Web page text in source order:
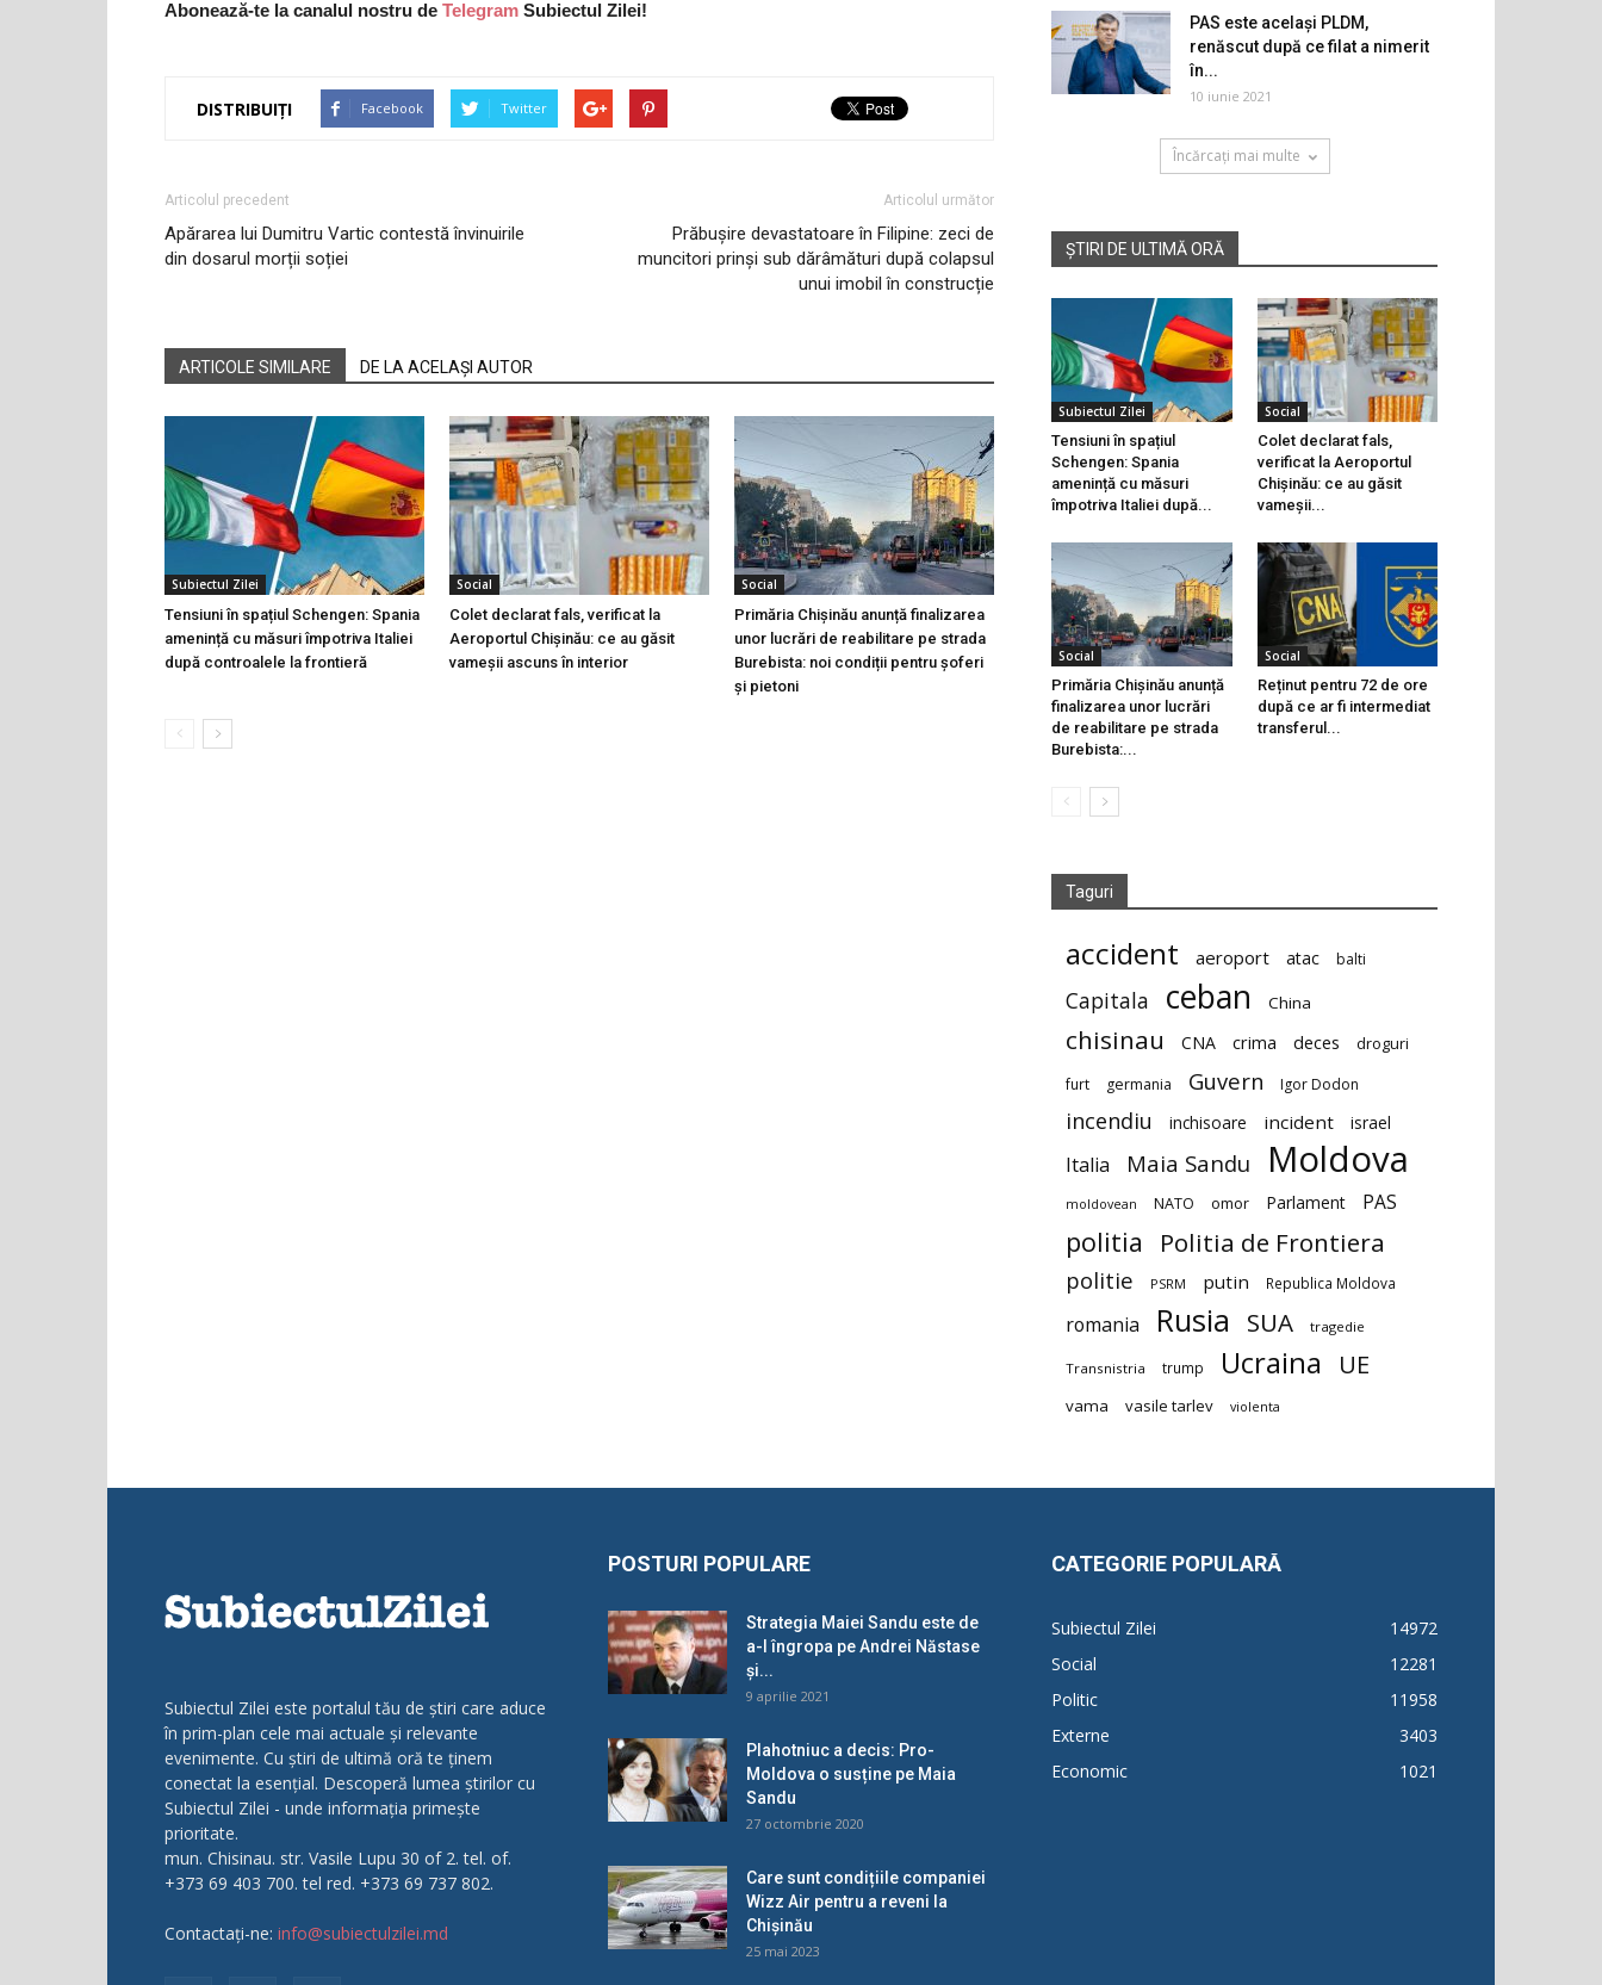
Abonează-te la canalul nostru de Telegram Subiectul Zilei!
DISTRIBUIȚI Facebook Twitter
Articolul precedent
Apărarea lui Dumitru Vartic contestă învinuirile
din dosarul morții soției
Articolul următor
Prăbușire devastatoare în Filipine: zeci de
muncitori prinși sub dărâmături după colapsul
unui imobil în construcție
ARTICOLE SIMILARE DE LA ACELAȘI AUTOR
Subiectul Zilei
Tensiuni în spațiul Schengen: Spania
amenință cu măsuri împotriva Italiei
după controalele la frontieră
Social
Colet declarat fals, verificat la
Aeroportul Chișinău: ce au găsit
vameșii ascuns în interior
Social
Primăria Chișinău anunță finalizarea
unor lucrări de reabilitare pe strada
Burebista: noi condiții pentru șoferi
și pietoni
PAS este același PLDM,
renăscut după ce filat a nimerit
în...
10 iunie 2021
Încărcați mai multe
ȘTIRI DE ULTIMĂ ORĂ
Subiectul Zilei
Tensiuni în spațiul
Schengen: Spania
amenință cu măsuri
împotriva Italiei după...
Social
Colet declarat fals,
verificat la Aeroportul
Chișinău: ce au găsit
vameșii...
Social
Primăria Chișinău anunță
finalizarea unor lucrări
de reabilitare pe strada
Burebista:...
Social
Reținut pentru 72 de ore
după ce ar fi intermediat
transferul...
Taguri
accident aeroport atac balti
Capitala ceban China
chisinau CNA crima deces droguri
furt germania Guvern Igor Dodon
incendiu inchisoare incident israel
Italia Maia Sandu Moldova
moldovean NATO omor Parlament PAS
politia Politia de Frontiera
politie PSRM putin Republica Moldova
romania Rusia SUA tragedie
Transnistria trump Ucraina UE
vama vasile tarlev violenta
Subiectul Zilei este portalul tău de știri care aduce
în prim-plan cele mai actuale și relevante
evenimente. Cu știri de ultimă oră te ținem
conectat la esențial. Descoperă lumea știrilor cu
Subiectul Zilei - unde informația primește
prioritate.
mun. Chisinau. str. Vasile Lupu 30 of 2. tel. of.
+373 69 403 700. tel red. +373 69 737 802.
Contactați-ne: info@subiectulzilei.md
POSTURI POPULARE
Strategia Maiei Sandu este de
a-l îngropa pe Andrei Năstase
și...
9 aprilie 2021
Plahotniuc a decis: Pro-
Moldova o susține pe Maia
Sandu
27 octombrie 2020
Care sunt condițiile companiei
Wizz Air pentru a reveni la
Chișinău
25 mai 2023
CATEGORIE POPULARĂ
Subiectul Zilei
14972
Social
12281
Politic
11958
Externe
3403
Economic
1021